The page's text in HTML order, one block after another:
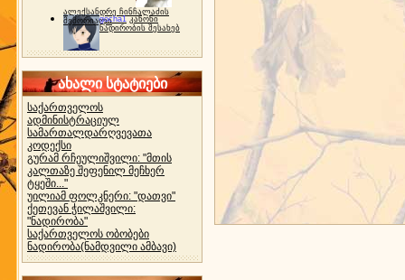
ალექსანდრე ჩინჩალაძის
მემორიალიgocha1 კანონი
ნადირობის შესახებ
ახალი სტატიები
საქართველოს
ადმინისტრაციულ
სამართალდარღვევათა
კოდექსი
გურამ რჩეულიშვილი: "მთის
კალთაზე შეფენილ მეჩხერ
ტყეში..."
უილიამ ფოლკნერი: "დათვი"
ქეთევან ჭილაშვილი:
"ნადირობა"
საქართველოს ობობები
ნადირობა(ნამდვილი ამბავი)